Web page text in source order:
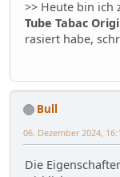
>> Heute bin ich
Tube Tabac
rasiert habe,
Bull
06. Dezember 2024,
Die